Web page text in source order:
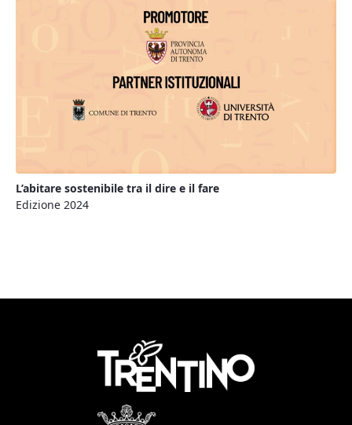
L’abitare sostenibile tra il dire e il fare
Edizione 2024